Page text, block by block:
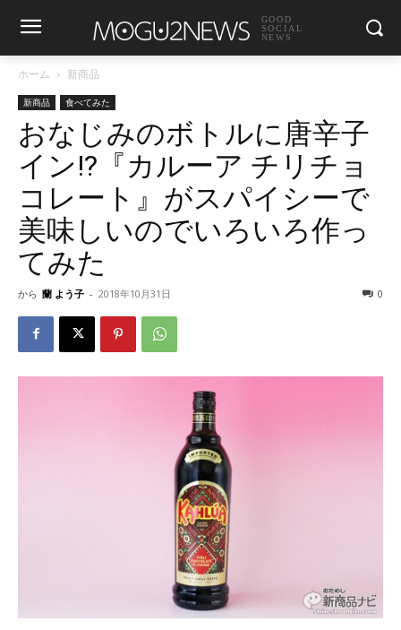
GOOD
SOCIAL
NEWS
ホーム 新商品
新商品 食べてみた
おなじみのボトルに唐辛子
イン!?『カルーア チリチョ
コレート』がスパイシーで
美味しいのでいろいろ作っ
てみた
から 蘭 よう子 - 2018年10月31日 0